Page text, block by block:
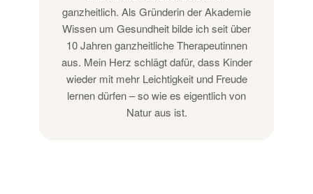
ganzheitlich. Als Gründerin der Akademie
Wissen um Gesundheit bilde ich seit über
10 Jahren ganzheitliche Therapeutinnen
aus. Mein Herz schlägt dafür, dass Kinder
wieder mit mehr Leichtigkeit und Freude
lernen dürfen – so wie es eigentlich von
Natur aus ist.